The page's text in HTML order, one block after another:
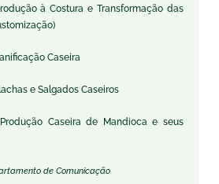
à Costura e Transformação das
Caseira
e Salgados Caseiros
Caseira de Mandioca e seus
de Comunicação